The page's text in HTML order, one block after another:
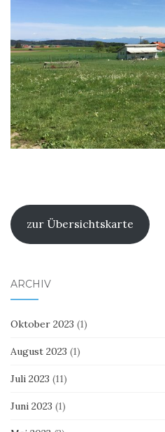
zur Übersichtskarte
ARCHIV
Oktober 2023 (1)
August 2023 (1)
Juli 2023 (11)
Juni 2023 (1)